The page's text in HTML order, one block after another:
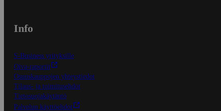
Info
S-Business yrityksille
Oiva-raportit
Osuuskauppojen yhteystiedot
Tilaus- ja toimitusehdot
Tietosuojakäytäntö
Palvelun käyttöehdot